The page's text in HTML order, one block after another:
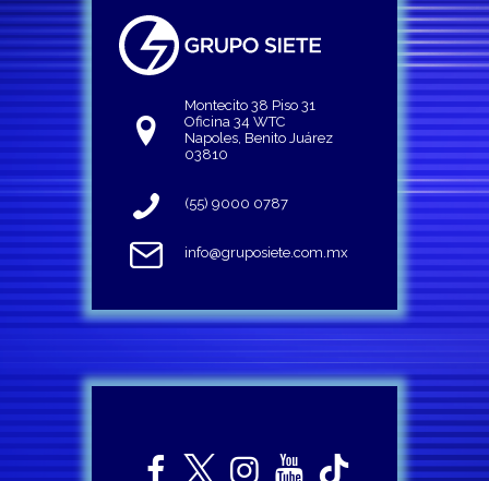
Montecito 38 Piso 31
Oficina 34 WTC
Napoles, Benito Juárez
03810
(55) 9000 0787
info@gruposiete.com.mx